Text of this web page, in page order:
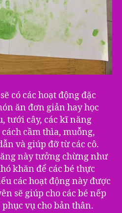
có các hoạt động đặc
ăn đơn giản hay học
tưới cây, các kĩ năng
cầm thìa, muỗng,
và giúp đỡ từ các cô.
này tưởng chừng như
khăn để các bé thực
các hoạt động này được
sẽ giúp cho các bé nếp
vụ cho bản thân.